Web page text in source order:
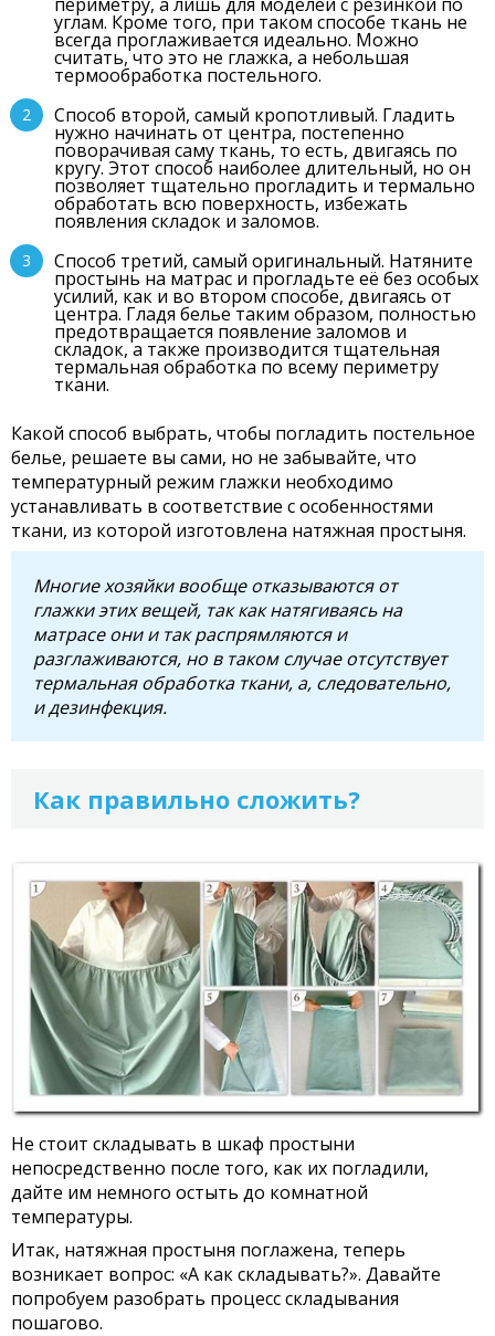
углам. Кроме того, при таком способе ткань не
всегда проглаживается идеально. Можно
считать, что это не глажка, а небольшая
термообработка постельного.
Способ второй, самый кропотливый. Гладить
нужно начинать от центра, постепенно
поворачивая саму ткань, то есть, двигаясь по
кругу. Этот способ наиболее длительный, но он
позволяет тщательно прогладить и термально
обработать всю поверхность, избежать
появления складок и заломов.
Способ третий, самый оригинальный. Натяните
простынь на матрас и прогладьте её без особых
усилий, как и во втором способе, двигаясь от
центра. Гладя белье таким образом, полностью
предотвращается появление заломов и
складок, а также производится тщательная
термальная обработка по всему периметру
ткани.
Какой способ выбрать, чтобы погладить постельное
белье, решаете вы сами, но не забывайте, что
температурный режим глажки необходимо
устанавливать в соответствие с особенностями
ткани, из которой изготовлена натяжная простыня.
Многие хозяйки вообще отказываются от
глажки этих вещей, так как натягиваясь на
матрасе они и так распрямляются и
разглаживаются, но в таком случае отсутствует
термальная обработка ткани, а, следовательно,
и дезинфекция.
Как правильно сложить?
Не стоит складывать в шкаф простыни
непосредственно после того, как их погладили,
дайте им немного остыть до комнатной
температуры.
Итак, натяжная простыня поглажена, теперь
возникает вопрос: «А как складывать?». Давайте
попробуем разобрать процесс складывания
пошагово.